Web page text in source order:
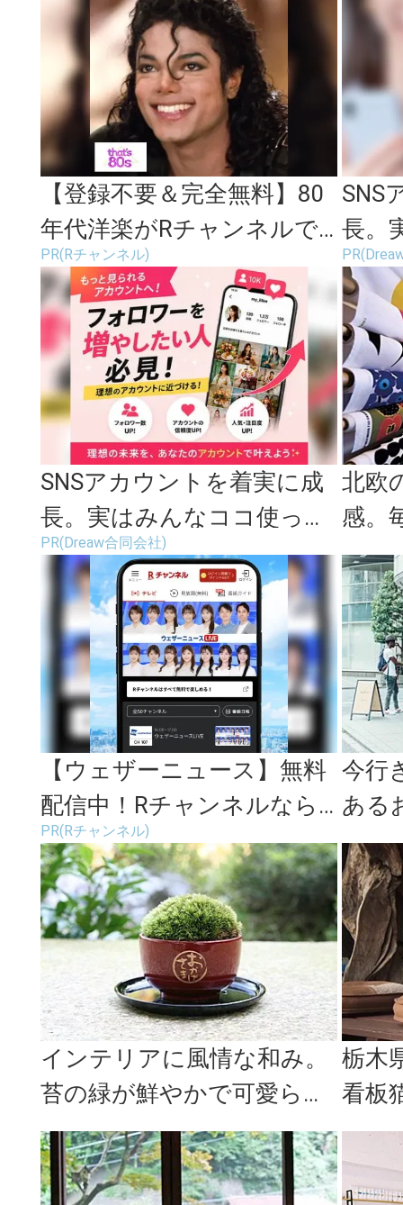
3選＞
【登録不要＆完全無料】80
年代洋楽がRチャンネルで
見放題
PR(Rチャンネル)
SNS
長。
ます
SNSアカウントを着実に成
長。実はみんなココ使って
ます。
PR(Dreaw合同会社)
北欧
感。
る「
ス」
【ウェザーニュース】無料
配信中！Rチャンネルなら
登録不要！
PR(Rチャンネル)
今行
ある
カフ
インテリアに風情な和み。
苔の緑が鮮やかで可愛らし
い、小粋なミニ盆栽「ちょ
こぼん」
栃木
看板
る古